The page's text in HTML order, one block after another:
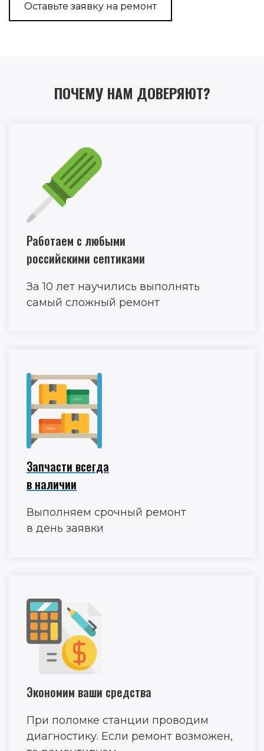
Оставьте заявку на ремонт
ПОЧЕМУ НАМ ДОВЕРЯЮТ?
Работаем с любыми
российскими септиками
За 10 лет научились выполнять
самый сложный ремонт
Запчасти всегда
в наличии
Выполняем срочный ремонт
в день заявки
Экономим ваши средства
При поломке станции проводим
диагностику. Если ремонт возможен,